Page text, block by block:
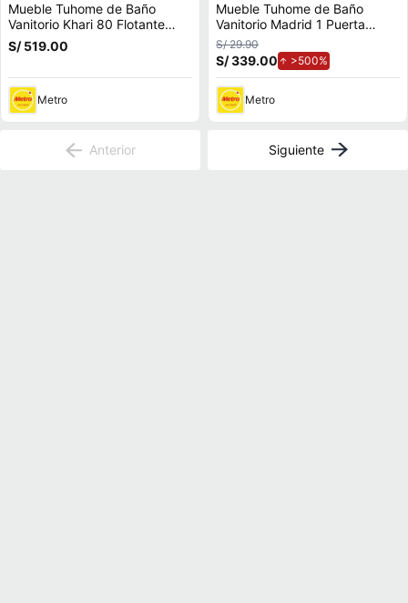
Mueble Tuhome de Baño
Vanitorio Khari 80 Flotante
Duna
S/ 519.00
Metro
Mueble Tuhome de Baño
Vanitorio Madrid 1 Puerta
Coñac
S/ 29.90
S/ 339.00 >500%
Metro
Anterior Siguiente